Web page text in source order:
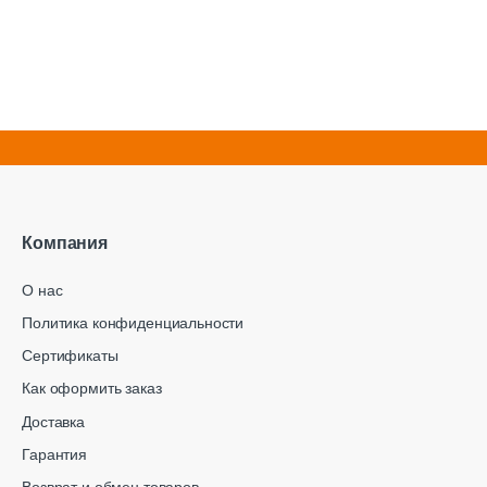
Компания
О нас
Политика конфиденциальности
Сертификаты
Как оформить заказ
Доставка
Гарантия